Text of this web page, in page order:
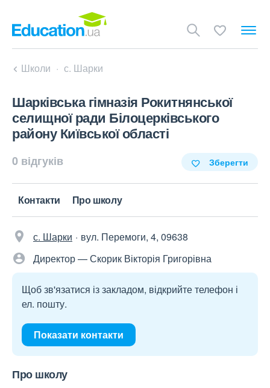
Школи с. Шарки
Шарківська гімназія Рокитнянської
селищної ради Білоцерківського
району Київської області
0 відгуків Зберегти
Контакти Про школу
с. Шарки
вул. Перемоги, 4, 09638
Директор — Скорик Вікторія Григорівна
Щоб зв'язатися із закладом, відкрийте телефон і
ел. пошту.
Показати контакти
Про школу